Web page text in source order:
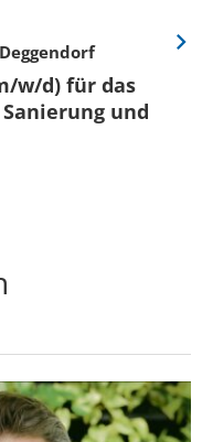
w/d) für das
und
Eine